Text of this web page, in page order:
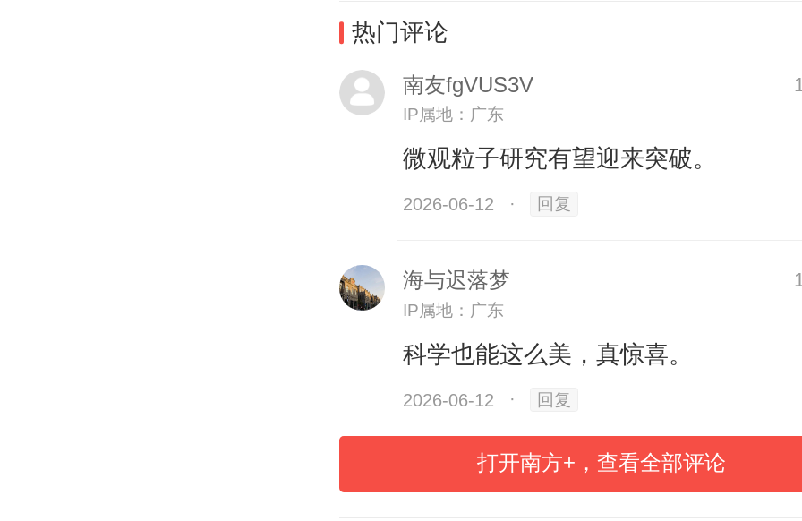
这是一项怎样的成果？早在去年11月，
微子实验运行读数刚满两月之际，便测
次发布的两个重要参数，其精度比全球
合实验的最好记录提高约1.6倍。
员完成了对实验成果的验证、回顾、整
最终在自然科学领域的“顶刊”发表。而更
热门评论
南友fgVUS3V
IP属地：广东
微观粒子研究有望迎来突破。
2026-06-12 · 回复
海与迟落梦
IP属地：广东
科学也能这么美，真惊喜。
2026-06-12 · 回复
打开南方+，查看全部评论